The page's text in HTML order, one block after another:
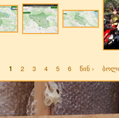
1 2 3 4 5 6 წინ ›